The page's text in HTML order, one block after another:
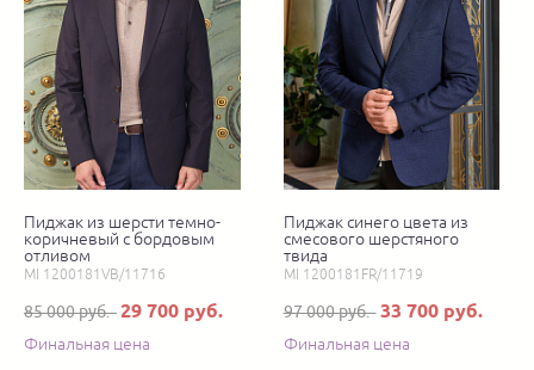
Пиджак из шерсти темно-
коричневый с бордовым
отливом
MI 1200181VB/11716
85 000 руб.29 700 руб.
Финальная цена
Пиджак синего цвета из
смесового шерстяного
твида
MI 1200181FR/11719
97 000 руб. 33 700 руб.
Финальная цена